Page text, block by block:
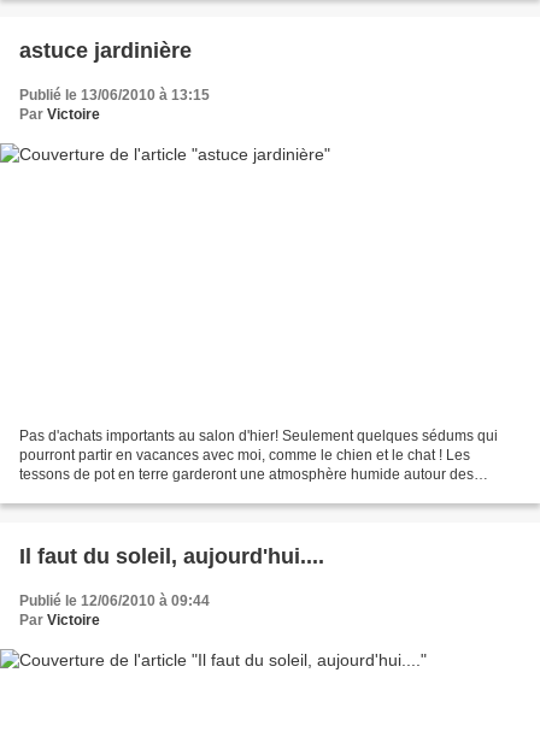
astuce jardinière
Publié le 13/06/2010 à 13:15
Par Victoire
Pas d'achats importants au salon d'hier! Seulement quelques sédums qui
pourront partir en vacances avec moi, comme le chien et le chat ! Les
tessons de pot en terre garderont une atmosphère humide autour des
Il faut du soleil, aujourd'hui....
Publié le 12/06/2010 à 09:44
Par Victoire